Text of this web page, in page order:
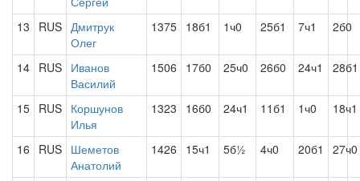
13 RUS Дмитрук
Олег
1375 18б1 1ч0 25б1 7ч1 2б0
14 RUS Иванов
Василий
1506 17б0 25ч0 26б0 24ч1 28б1
15 RUS Коршунов
Илья
1323 16б0 24ч1 11б1 1ч0 18ч1
16 RUS Шеметов
Анатолий
1426 15ч1 5б½ 4ч0 20б1 27ч0